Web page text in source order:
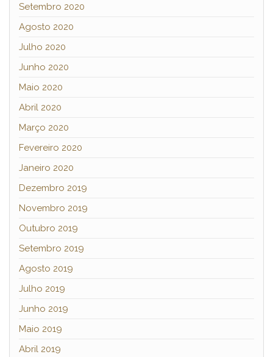
Setembro 2020
Agosto 2020
Julho 2020
Junho 2020
Maio 2020
Abril 2020
Março 2020
Fevereiro 2020
Janeiro 2020
Dezembro 2019
Novembro 2019
Outubro 2019
Setembro 2019
Agosto 2019
Julho 2019
Junho 2019
Maio 2019
Abril 2019